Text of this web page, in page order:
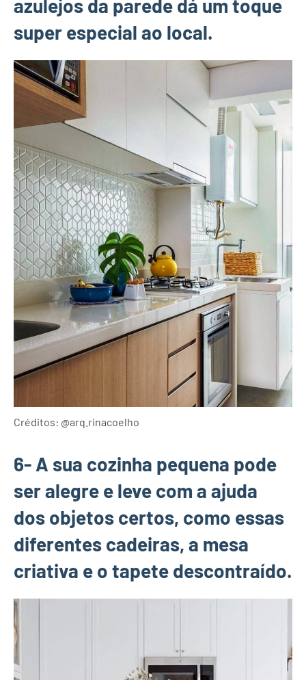
azulejos da parede dá um toque
super especial ao local.
Créditos: @arq.rinacoelho
6- A sua cozinha pequena pode
ser alegre e leve com a ajuda
dos objetos certos, como essas
diferentes cadeiras, a mesa
criativa e o tapete descontraído.